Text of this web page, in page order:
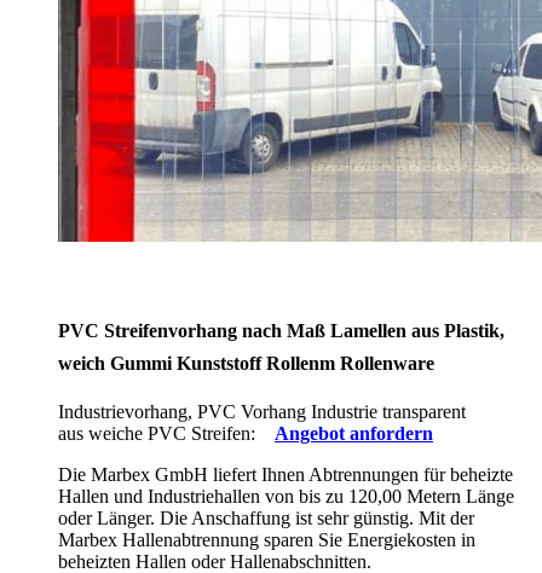
PVC Streifenvorhang nach Maß Lamellen aus Plastik,
weich Gummi Kunststoff Rollenm Rollenware
Industrievorhang, PVC Vorhang Industrie transparent
aus weiche PVC Streifen:
Angebot anfordern
Die Marbex GmbH liefert Ihnen Abtrennungen für beheizte
Hallen und Industriehallen von bis zu 120,00 Metern Länge
oder Länger. Die Anschaffung ist sehr günstig. Mit der
Marbex Hallenabtrennung sparen Sie Energiekosten in
beheizten Hallen oder Hallenabschnitten.